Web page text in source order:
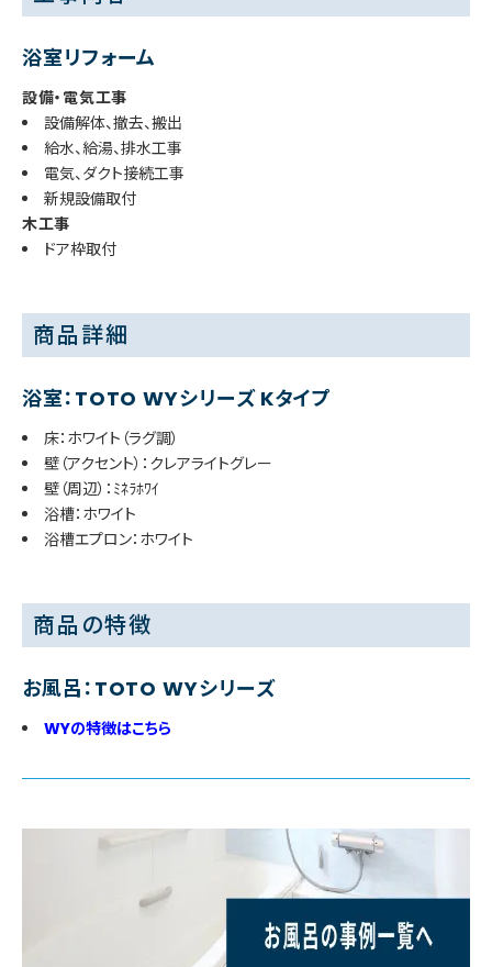
浴室リフォーム
設備・電気工事
設備解体、撤去、搬出
給水、給湯、排水工事
電気、ダクト接続工事
新規設備取付
木工事
ドア枠取付
商品詳細
浴室：TOTO WYシリーズ Kタイプ
床：ホワイト（ラグ調）
壁（アクセント）：クレアライトグレー
壁（周辺）：ﾐﾈﾗﾎﾜｲ
浴槽：ホワイト
浴槽エプロン：ホワイト
商品の特徴
お風呂：TOTO WYシリーズ
WYの特徴はこちら